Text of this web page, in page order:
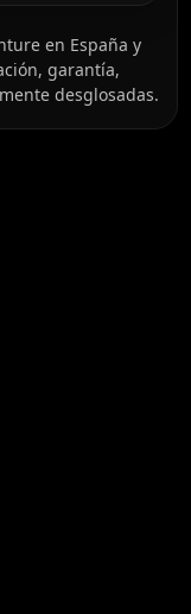
en España y
garantía,
desglosadas.